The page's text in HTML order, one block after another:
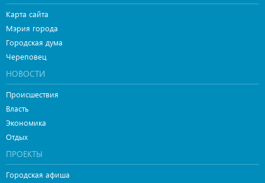
Карта сайта
Мэрия города
Городская дума
Череповец
НОВОСТИ
Происшествия
Власть
Экономика
Отдых
ПРОЕКТЫ
Городская афиша